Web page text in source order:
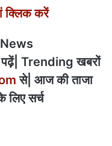
क्लिक करें
News
Trending खबरों
से| आज की ताजा
सर्च